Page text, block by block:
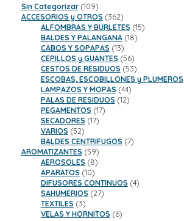
Sin Categorizar 109109
productos
ACCESORIOS y OTROS 362362
productos
ALFOMBRAS Y BURLETES 1515
BALDES Y PALANGANA 1818
CABOS Y SOPAPAS 1313
productos
CEPILLOS y GUANTES 5656
productos
CESTOS DE RESIDUOS 5353
productos
ESCOBAS, ESCOBILLONES y PLUMEROS
LAMPAZOS Y MOPAS 4444
productos
PALAS DE RESIDUOS 1212
PEGAMENTOS 1717
SECADORES 1717
VARIOS 5252
productos
BALDES CENTRIFUGOS 77
AROMATIZANTES 5959
productos
AEROSOLES 88
productos
APARATOS 1010
productos
DIFUSORES CONTINUOS 44
SAHUMERIOS 2727
TEXTILES 33
productos
VELAS Y HORNITOS 66